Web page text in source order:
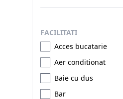
FACILITATI
Acces bucatarie
Aer conditionat
Baie cu dus
Bar